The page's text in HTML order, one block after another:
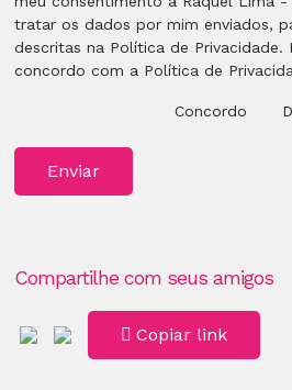
tratar os dados por mim enviados,
descritas na Política de Privacidade.
concordo com a Política de
Concordo
Enviar
Compartilhe com seus amigos
Copiar link